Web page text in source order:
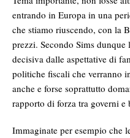
entrando in Europa in una
che stiamo riuscendo, con la
prezzi. Secondo Sims
decisiva dalle aspettative di
politiche fiscali che verranno
anche e forse soprattutto
rapporto di forza tra governi e
Immaginate per esempio che